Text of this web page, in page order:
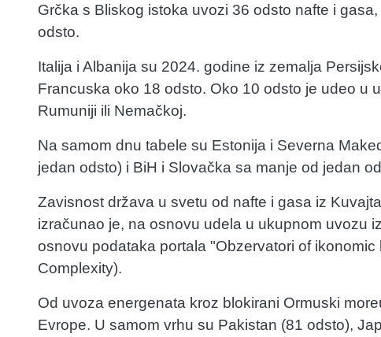
Grčka s Bliskog istoka uvozi 36 odsto nafte i
odsto.
Italija i Albanija su 2024. godine iz zemalja
Francuska oko 18 odsto. Oko 10 odsto je udeo u
Rumuniji ili Nemačkoj.
Na samom dnu tabele su Estonija i Severna
jedan odsto) i BiH i Slovačka sa manje od jedan
Zavisnost država u svetu od nafte i gasa iz
izračunao je, na osnovu udela u ukupnom uvozu
osnovu podataka portala "Obzervatori of
Complexity).
Od uvoza energenata kroz blokirani Ormuski
Evrope. U samom vrhu su Pakistan (81 odsto),